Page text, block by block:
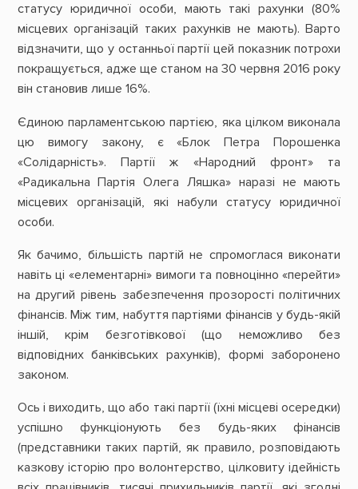
статусу юридичної особи, мають такі рахунки (80%
місцевих організацій таких рахунків не мають). Варто
відзначити, що у останньої партії цей показник потрохи
покращується, адже ще станом на 30 червня 2016 року
він становив лише 16%.
Єдиною парламентською партією, яка цілком виконала
цю вимогу закону, є «Блок Петра Порошенка
«Солідарність». Партії ж «Народний фронт» та
«Радикальна Партія Олега Ляшка» наразі не мають
місцевих організацій, які набули статусу юридичної
особи.
Як бачимо, більшість партій не спромоглася виконати
навіть ці «елементарні» вимоги та повноцінно «перейти»
на другий рівень забезпечення прозорості політичних
фінансів. Між тим, набуття партіями фінансів у будь-якій
іншій, крім безготівкової (що неможливо без
відповідних банківських рахунків), формі заборонено
законом.
Ось і виходить, що або такі партії (їхні місцеві осередки)
успішно функціонують без будь-яких фінансів
(представники таких партій, як правило, розповідають
казкову історію про волонтерство, цілковиту ідейність